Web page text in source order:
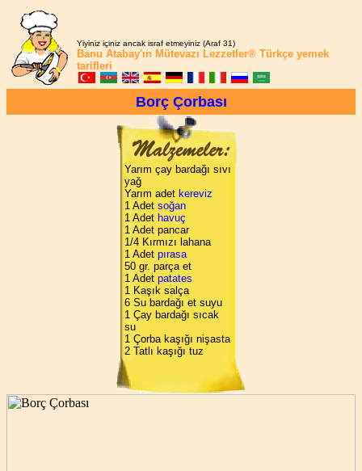
Yiyiniz içiniz ancak israf etmeyiniz (Araf 31)
Banu Atabay'ın Mütevazı Lezzetler® Türkçe yemek
tarifleri
Borç Çorbası
Yarım çay bardağı sıvı
yağ
Yarım adet kereviz
1 Adet soğan
1 Adet havuç
1 Adet pancar
1/4 Kırmızı lahana
1 Adet pırasa
50 gr. parça et
1 Adet patates
1 Kaşık salça
6 Su bardağı et suyu
1 Çay bardağı sıcak
su
1 Çorba kaşığı nişasta
2 Tatlı kaşığı tuz